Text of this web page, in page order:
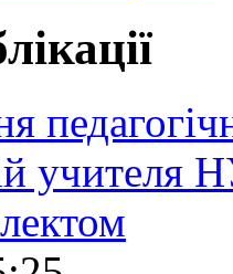
учителя